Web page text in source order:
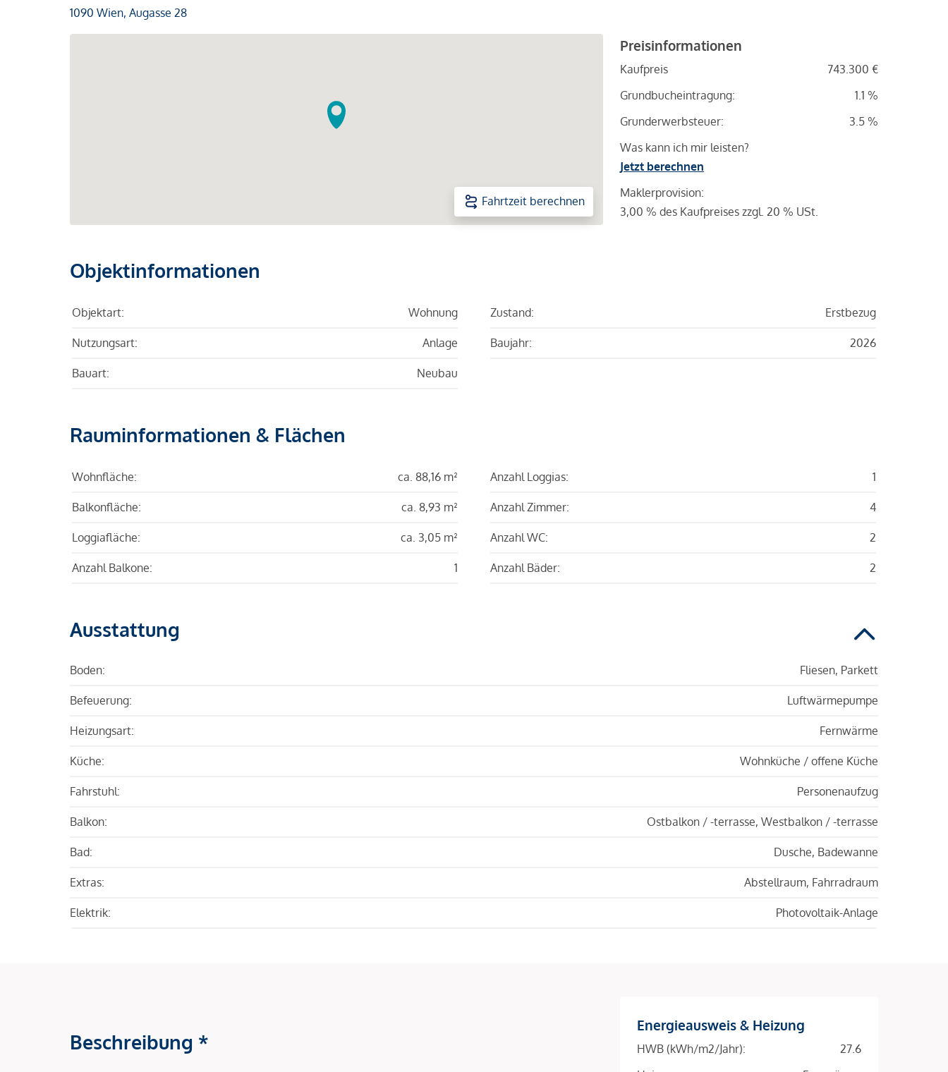
1090 Wien, Augasse 28
Fahrtzeit berechnen
Preisinformationen
Kaufpreis
743.300 €
Grundbucheintragung:
1.1 %
Grunderwerbsteuer:
3.5 %
Was kann ich mir leisten?
Jetzt berechnen
Maklerprovision:
3,00 % des Kaufpreises zzgl. 20 % USt.
Objektinformationen
Objektart: Wohnung
Nutzungsart: Anlage
Bauart: Neubau
Zustand: Erstbezug
Baujahr: 2026
Rauminformationen & Flächen
Wohnfläche: ca. 88,16 m²
Balkonfläche: ca. 8,93 m²
Loggiafläche: ca. 3,05 m²
Anzahl Balkone: 1
Anzahl Loggias: 1
Anzahl Zimmer: 4
Anzahl WC: 2
Anzahl Bäder: 2
Ausstattung
Boden: Fliesen, Parkett
Befeuerung: Luftwärmepumpe
Heizungsart: Fernwärme
Küche: Wohnküche / offene Küche
Fahrstuhl: Personenaufzug
Balkon: Ostbalkon / -terrasse, Westbalkon / -terrasse
Bad: Dusche, Badewanne
Extras: Abstellraum, Fahrradraum
Elektrik: Photovoltaik-Anlage
Beschreibung *
Energieausweis & Heizung
HWB (kWh/m2/Jahr):
27.6